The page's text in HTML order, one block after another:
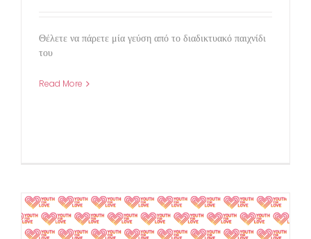
Θέλετε να πάρετε μία γεύση από το διαδικτυακό παιχνίδι
του
Read More